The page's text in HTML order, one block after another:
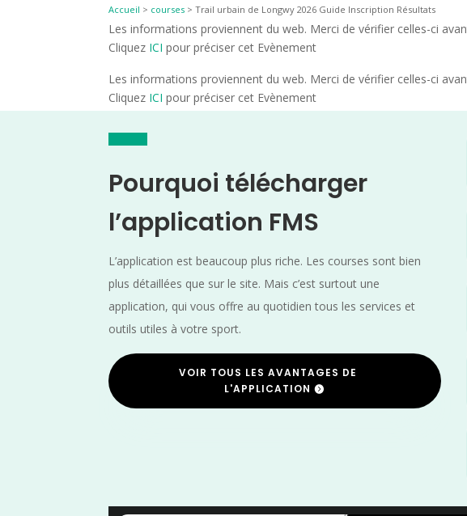
Accueil > courses >Trail urbain de Longwy 2026 Guide Inscription Résultats
Les informations proviennent du web. Merci de vérifier celles-ci
Cliquez ICI pour préciser cet Evènement
Les informations proviennent du web. Merci de vérifier celles-ci
Cliquez ICI pour préciser cet Evènement
Pourquoi télécharger
l’application FMS
L’application est beaucoup plus riche. Les courses sont bien
plus détaillées que sur le site. Mais c’est surtout une
application, qui vous offre au quotidien tous les services et
outils utiles à votre sport.
VOIR TOUS LES AVANTAGES DE
L'APPLICATION